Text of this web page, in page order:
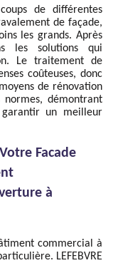
de différentes
de façade,
les grands. Après
les solutions qui
Le traitement de
coûteuses, donc
de rénovation
normes, démontrant
garantir un meilleur
Facade
à
commercial à
LEFEBVRE